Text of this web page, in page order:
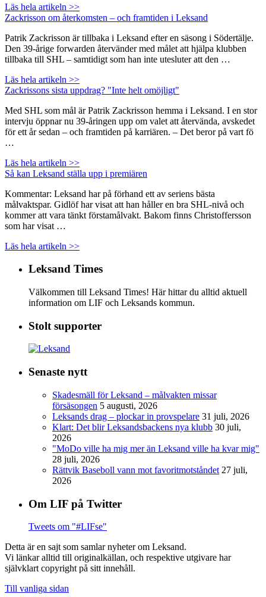
Läs hela artikeln >>
Zackrisson om återkomsten – och framtiden i Leksand
Patrik Zackrisson är tillbaka i Leksand efter en säsong i Södertälje.
Den 39-årige forwarden återvänder med målet att hjälpa klubben
tillbaka till SHL – samtidigt som han inte utesluter att den …
Läs hela artikeln >>
Zackrissons sista uppdrag? "Inte helt omöjligt"
Med SHL som mål är Patrik Zackrisson hemma i Leksand. I en stor
intervju öppnar nu 39-åringen upp om valet att återvända, avskedet
för ett år sedan – och framtiden på karriären. – Det beror på vart fö
…
Läs hela artikeln >>
Så kan Leksand ställa upp i premiären
Kommentar: Leksand har på förhand ett av seriens bästa
målvaktspar. Gidlöf har visat att han håller en bra SHL-nivå och
kommer att vara tänkt förstamålvakt. Bakom finns Christoffersson
som har visat …
Läs hela artikeln >>
Leksand Times
Välkommen till Leksand Times! Här hittar du alltid aktuell
information om LIF och Leksands kommun.
Stolt supporter
Senaste nytt
Skadesmäll för Leksand – målvakten missar
försäsongen 5 augusti, 2026
Leksands drag – plockar in provspelare 31 juli, 2026
Klart: Det blir Leksandsbackens nya klubb 30 juli,
2026
"MoDo ville ha mig mer än Leksand ville ha kvar mig"
28 juli, 2026
Rättvik Baseboll vann mot favoritmotståndet 27 juli,
2026
Om LIF på Twitter
Tweets om "#LIFse"
Detta är en sajt som samlar nyheter om Leksand.
Vi länkar alltid till originalkällan, och respektive utgivare har
självklart copyright på sitt innehåll.
Till vanliga sidan